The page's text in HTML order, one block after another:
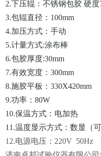
2.下压辊：不锈钢包胶 硬度
3.包辊直径：100mm
4.加压方式：手动
5.计量方式:涂布棒
6.包胶厚度:30mm
7.有效宽度：300mm
8.施胶平板：330X420mm
9.功率：80W
10.保温方式：电加热
11.温度显示方式：数显（可
12.电源电压：220V 50Hz